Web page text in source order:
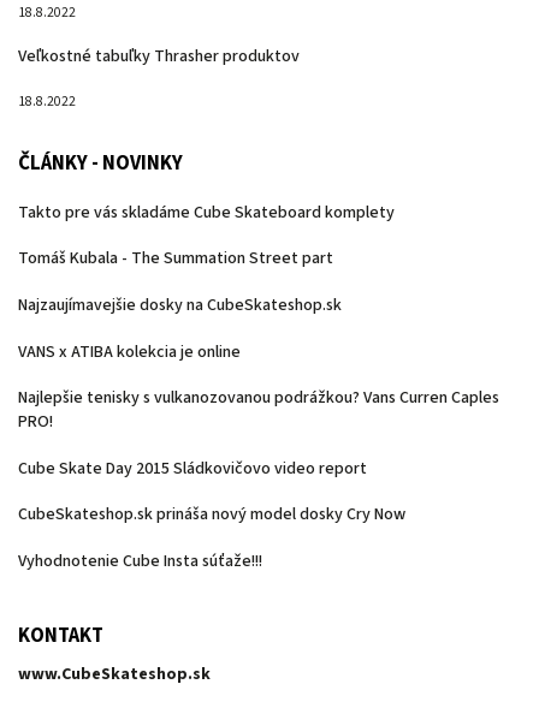
18.8.2022
Veľkostné tabuľky Thrasher produktov
18.8.2022
ČLÁNKY - NOVINKY
Takto pre vás skladáme Cube Skateboard komplety
Tomáš Kubala - The Summation Street part
Najzaujímavejšie dosky na CubeSkateshop.sk
VANS x ATIBA kolekcia je online
Najlepšie tenisky s vulkanozovanou podrážkou? Vans Curren Caples
PRO!
Cube Skate Day 2015 Sládkovičovo video report
CubeSkateshop.sk prináša nový model dosky Cry Now
Vyhodnotenie Cube Insta súťaže!!!
KONTAKT
www.CubeSkateshop.sk